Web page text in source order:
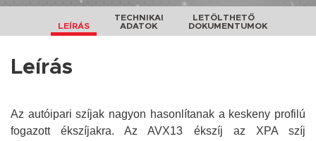
LEÍRÁS
TECHNIKAI
ADATOK
LETÖLTHETŐ
DOKUMENTUMOK
Leírás
Az autóipari szíjak nagyon hasonlítanak a keskeny profilú
fogazott ékszíjakra. Az AVX13 ékszíj az XPA szíj